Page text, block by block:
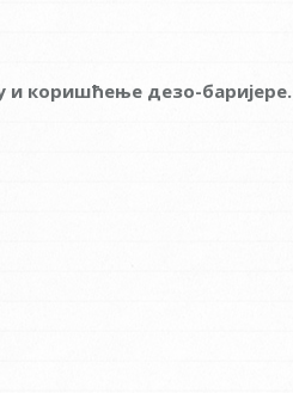
и коришћење дезо-баријере.